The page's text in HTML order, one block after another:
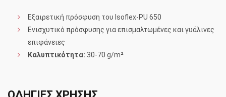
Eξαιρετική πρόσφυση του Isoflex-PU 650
Eνισχυτικό πρόσφυσης για επισμαλτωμένες και γυάλινες
επιφάνειες
Καλυπτικότητα: 30-70 g/m²